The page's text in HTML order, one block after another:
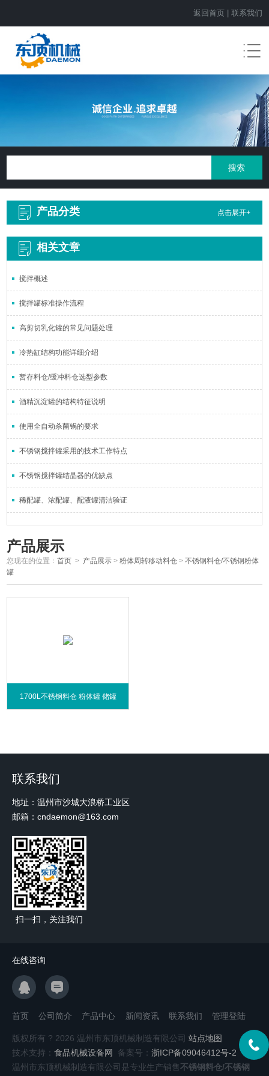
返回首页| 联系我们
产品分类 点击展开+
相关文章
搅拌概述
搅拌罐标准操作流程
高剪切乳化罐的常见问题处理
冷热缸结构功能详细介绍
暂存料仓/缓冲料仓选型参数
酒精沉淀罐的结构特征说明
使用全自动杀菌锅的要求
不锈钢搅拌罐采用的技术工作特点
不锈钢搅拌罐结晶器的优缺点
稀配罐、浓配罐、配液罐清洁验证
产品展示
您现在的位置：首页 > 产品展示 >粉体周转移动料仓 >不锈钢料仓/不锈钢粉体
罐
1700L不锈钢料仓 粉体罐 储罐
联系我们
地址：温州市沙城大浪桥工业区
邮箱：cndaemon@163.com
扫一扫，关注我们
在线咨询
首页 公司简介 产品中心 新闻资讯 联系我们 管理登陆
版权所有 ? 2026 温州市东顶机械制造有限公司 站点地图
技术支持： 食品机械设备网 备案号： 浙ICP备09046412号-2
温州市东顶机械制造有限公司是专业生产销售不锈钢料仓/不锈钢